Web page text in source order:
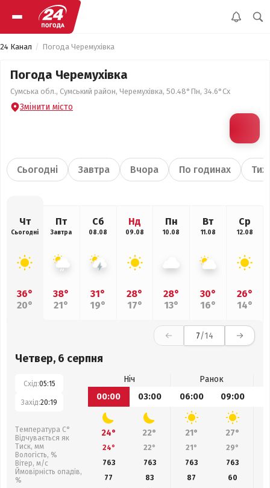
24 Канал Погода Черемухівка
Погода Черемухівка
Сумська обл., Сумський район, Черемухівка, 50.48°Пн, 34.6°Сх
Змінити місто
Сьогодні Завтра Вчора По годинах
Чт
Сьогодні
36°
20°
Пт
Завтра
38°
21°
Сб
08.08
31°
19°
Нд
09.08
28°
17°
Пн
10.08
28°
13°
Вт
11.08
30°
16°
Ср
12.08
26°
14°
7/14
Четвер, 6 серпня
Схід:05:15
Захід:20:19
Температура С°
Відчувається як
Тиск, мм
Вологість, %
Вітер, м/с
Ймовірність опадів,
%
Ніч
Ранок
00:00
03:00 06:00 09:00
24° 22° 21° 27°
24° 22° 21° 29°
763
763 763 763
77
83 87 60